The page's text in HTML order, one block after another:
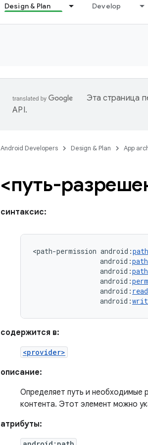
Design & Plan Develop
Эта страница
API.
Android Developers Design & Plan App
<путь-
синтаксис:
<path-permission android:path
android:
android:
android:
android:
android:
содержится в:
<provider>
описание:
Определяет путь и необходимые
контента. Этот элемент можно
атрибуты: